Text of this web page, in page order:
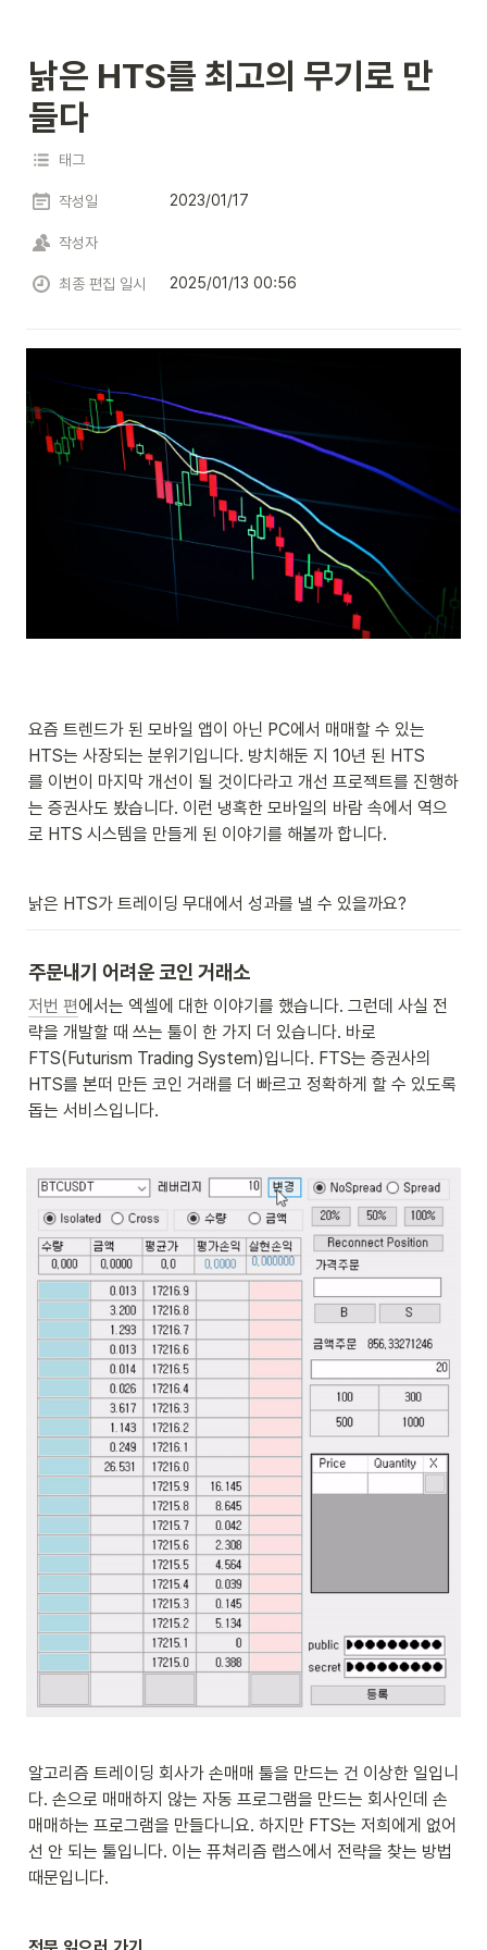
낡은 HTS를 최고의 무기로 만
들다
태그
작성일 2023/01/17
작성자
최종 편집 일시 2025/01/13 00:56
요즘 트렌드가 된 모바일 앱이 아닌 PC에서 매매할 수 있는
HTS는 사장되는 분위기입니다. 방치해둔 지 10년 된 HTS
를 이번이 마지막 개선이 될 것이다라고 개선 프로젝트를 진행하
는 증권사도 봤습니다. 이런 냉혹한 모바일의 바람 속에서 역으
로 HTS 시스템을 만들게 된 이야기를 해볼까 합니다.
낡은 HTS가 트레이딩 무대에서 성과를 낼 수 있을까요?
주문내기 어려운 코인 거래소
저번 편에서는 엑셀에 대한 이야기를 했습니다. 그런데 사실 전
략을 개발할 때 쓰는 툴이 한 가지 더 있습니다. 바로
FTS(Futurism Trading System)입니다. FTS는 증권사의
HTS를 본떠 만든 코인 거래를 더 빠르고 정확하게 할 수 있도록
돕는 서비스입니다.
알고리즘 트레이딩 회사가 손매매 툴을 만드는 건 이상한 일입니
다. 손으로 매매하지 않는 자동 프로그램을 만드는 회사인데 손
매매하는 프로그램을 만들다니요. 하지만 FTS는 저희에게 없어
선 안 되는 툴입니다. 이는 퓨쳐리즘 랩스에서 전략을 찾는 방법
때문입니다.